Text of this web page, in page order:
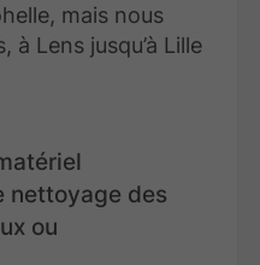
mais nous
à Lens jusqu’à Lille
nettoyage des
ou